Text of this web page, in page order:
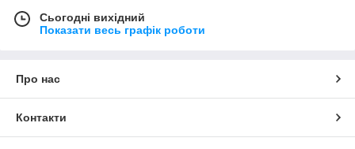
Сьогодні вихідний
Показати весь графік роботи
Про нас
Контакти